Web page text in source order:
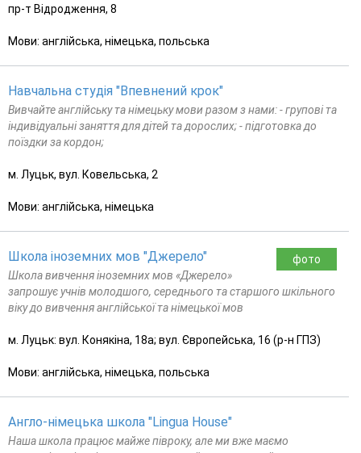
пр-т Відродження, 8
Мови: англійська, німецька, польська
Навчальна студія "Впевнений крок"
Вивчайте англійську та німецьку мови разом з нами: - групові та
індивідуальні заняття для дітей та дорослих; - підготовка до
поїздки за кордон;
м. Луцьк, вул. Ковельська, 2
Мови: англійська, німецька
фото
Школа іноземних мов "Джерело"
Школа вивчення іноземних мов «Джерело»
запрошує учнів молодшого, середнього та старшого шкільного
віку до вивчення англійської та німецької мов
м. Луцьк: вул. Конякіна, 18а; вул. Європейська, 16 (р-н ГПЗ)
Мови: англійська, німецька, польська
Англо-німецька школа "Lingua House"
Наша школа працює майже півроку, але ми вже маємо